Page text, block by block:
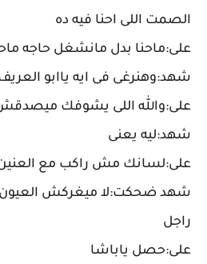
الصمت اللى احنا فيه ده
على:ماحنا بدل مانشغل حاجه
شهد:وهنرغى فى ايه ياابو
على:والله اللى يشوفك
شهد:ليه يعنى
على:لسانك مش راكب مع العنين
شهد ضحكت:لا ميغركش العيون
راجل
على:حصل ياباشا